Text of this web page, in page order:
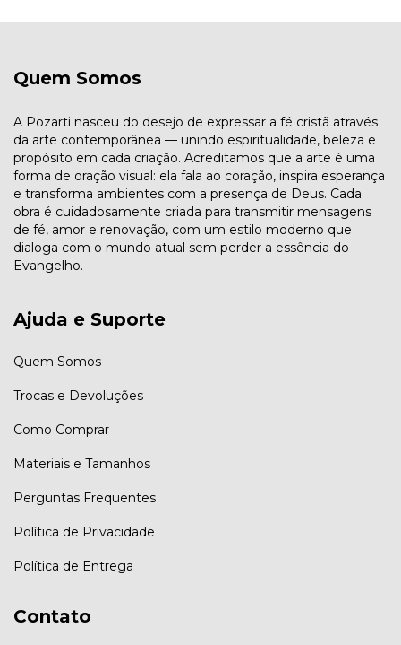
Quem Somos
A Pozarti nasceu do desejo de expressar a fé cristã através
da arte contemporânea — unindo espiritualidade, beleza e
propósito em cada criação. Acreditamos que a arte é uma
forma de oração visual: ela fala ao coração, inspira esperança
e transforma ambientes com a presença de Deus. Cada
obra é cuidadosamente criada para transmitir mensagens
de fé, amor e renovação, com um estilo moderno que
dialoga com o mundo atual sem perder a essência do
Evangelho.
Ajuda e Suporte
Quem Somos
Trocas e Devoluções
Como Comprar
Materiais e Tamanhos
Perguntas Frequentes
Política de Privacidade
Política de Entrega
Contato